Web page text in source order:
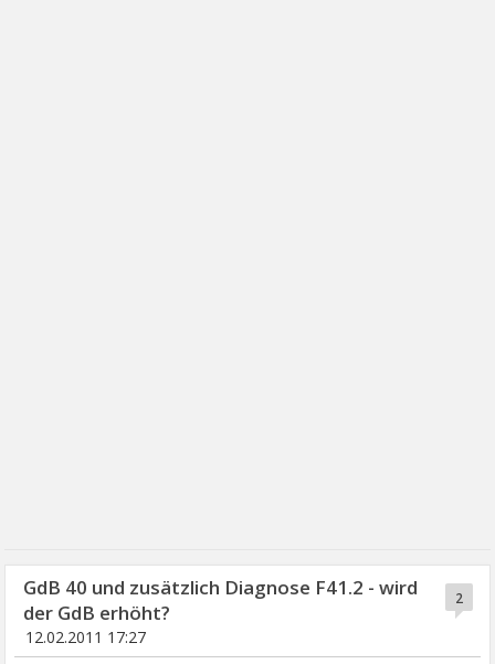
2
GdB 40 und zusätzlich Diagnose F41.2 - wird
der GdB erhöht?
12.02.2011 17:27